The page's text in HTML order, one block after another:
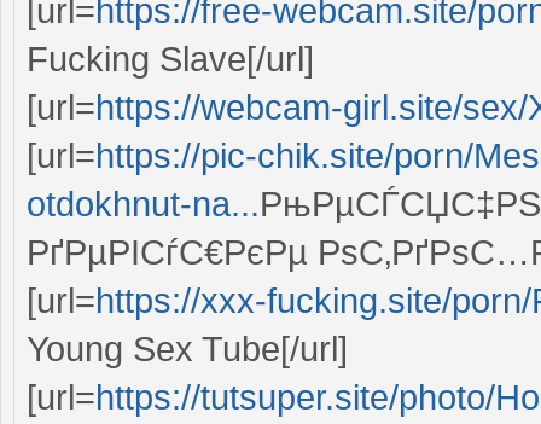
[url=https://free-webcam.site/
Fucking Slave[/url]
[url=https://webcam-girl.site/
[url=https://pic-chik.site/porn/
otdokhnut-na...
РґРµРІСѓС€РєРµ
[url=https://xxx-fucking.site/
Young Sex Tube[/url]
[url=https://tutsuper.site/photo/